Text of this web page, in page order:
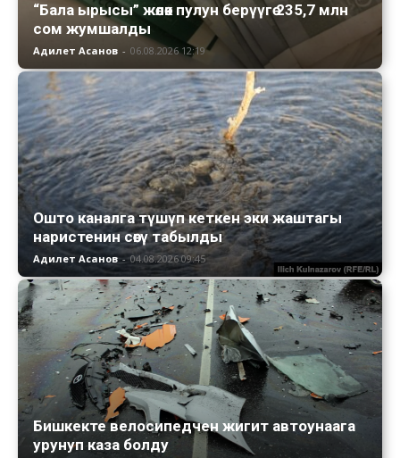
“Бала ырысы” жөлөк пулун берүүгө 235,7 млн
сом жумшалды
Адилет Асанов - 06.08.2026 12:19
Ошто каналга түшүп кеткен эки жаштагы
наристенин сөөгү табылды
Адилет Асанов - 04.08.2026 09:45
Бишкекте велосипедчен жигит автоунаага
урунуп каза болду